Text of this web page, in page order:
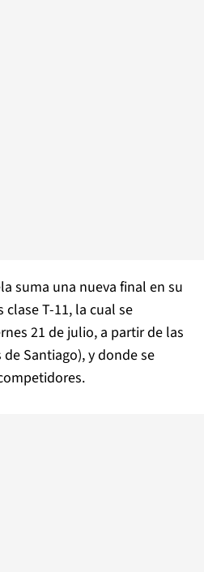
suma una nueva final en su
T-11, la cual se
21 de julio, a partir de las
Santiago), y donde se